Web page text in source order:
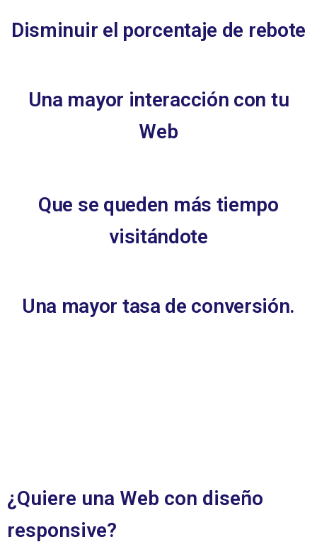
Disminuir el porcentaje de rebote
Una mayor interacción con tu
Web
Que se queden más tiempo
visitándote
Una mayor tasa de conversión.
¿Quiere una Web con diseño
responsive?